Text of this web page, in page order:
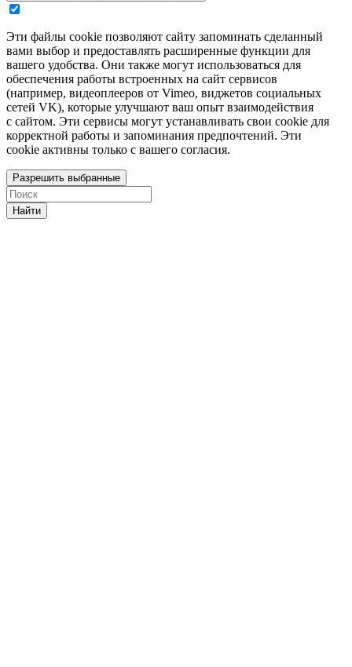
Эти файлы cookie позволяют сайту запоминать сделанный
вами выбор и предоставлять расширенные функции для
вашего удобства. Они также могут использоваться для
обеспечения работы встроенных на сайт сервисов
(например, видеоплееров от Vimeo, виджетов социальных
сетей VK), которые улучшают ваш опыт взаимодействия
с сайтом. Эти сервисы могут устанавливать свои cookie для
корректной работы и запоминания предпочтений. Эти
cookie активны только с вашего согласия.
Разрешить выбранные
Найти